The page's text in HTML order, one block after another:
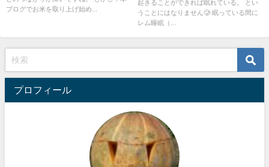
ブログでお米を取り上げ始め...
起きることができれば眠れている。 とい
うことにはなりません🥲 眠っている間に
レム睡眠（...
プロフィール